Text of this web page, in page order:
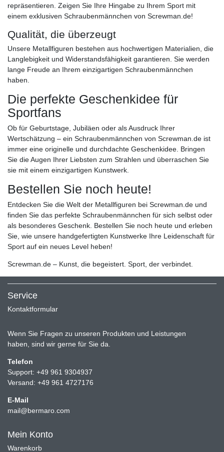
repräsentieren. Zeigen Sie Ihre Hingabe zu Ihrem Sport mit
einem exklusiven Schraubenmännchen von Screwman.de!
Qualität, die überzeugt
Unsere Metallfiguren bestehen aus hochwertigen Materialien, die
Langlebigkeit und Widerstandsfähigkeit garantieren. Sie werden
lange Freude an Ihrem einzigartigen Schraubenmännchen
haben.
Die perfekte Geschenkidee für
Sportfans
Ob für Geburtstage, Jubiläen oder als Ausdruck Ihrer
Wertschätzung – ein Schraubenmännchen von Screwman.de ist
immer eine originelle und durchdachte Geschenkidee. Bringen
Sie die Augen Ihrer Liebsten zum Strahlen und überraschen Sie
sie mit einem einzigartigen Kunstwerk.
Bestellen Sie noch heute!
Entdecken Sie die Welt der Metallfiguren bei Screwman.de und
finden Sie das perfekte Schraubenmännchen für sich selbst oder
als besonderes Geschenk. Bestellen Sie noch heute und erleben
Sie, wie unsere handgefertigten Kunstwerke Ihre Leidenschaft für
Sport auf ein neues Level heben!
Screwman.de – Kunst, die begeistert. Sport, der verbindet.
Service
Kontaktformular
Wenn Sie Fragen zu unseren Produkten und Leistungen
haben, sind wir gerne für Sie da.
Telefon
Support: +49 961 9304937
Versand: +49 961 4727176
E-Mail
mail@bermaro.com
Mein Konto
Warenkorb